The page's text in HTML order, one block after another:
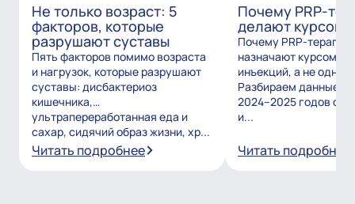
Не только возраст: 5
факторов, которые
разрушают суставы
Пять факторов помимо возраста
и нагрузок, которые разрушают
суставы: дисбактериоз
кишечника,
ультрапереработанная еда и
сахар, сидячий образ жизни, хр...
Читать подробнее
Почему PRP-
делают курсом?
Почему PRP-
назначают курсом из
инъекций, а не
Разбираем данные
2024–2025 годов о
и...
Читать подробнее